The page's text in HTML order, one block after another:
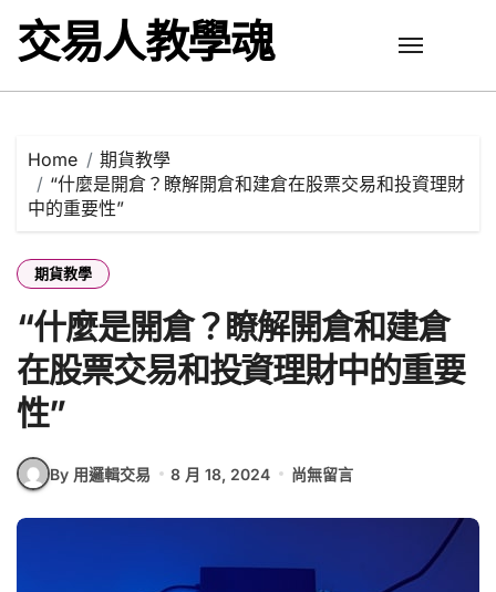
content
交易人教學魂
Home
期貨教學
“什麼是開倉？瞭解開倉和建倉在股票交易和投資理財
中的重要性”
期貨教學
“什麼是開倉？瞭解開倉和建倉
在股票交易和投資理財中的重要
性”
By 用邏輯交易 8 月 18, 2024 尚無留言